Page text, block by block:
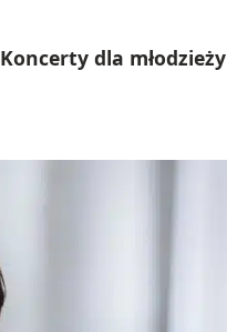
Koncerty dla młodzieży